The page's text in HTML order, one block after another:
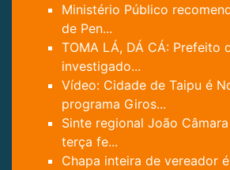
Ministério Público
de Pen...
TOMA LÁ, DÁ CÁ: Prefeito
investigado...
Vídeo: Cidade de Taipu é
programa Giros...
Sinte regional João
terça fe...
Chapa inteira de vereador